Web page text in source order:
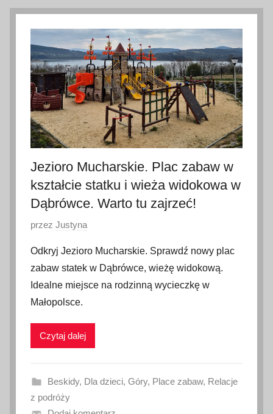
a
2
0
2
6
Jezioro Mucharskie. Plac zabaw w
kształcie statku i wieża widokowa w
Dąbrówce. Warto tu zajrzeć!
O
u
b
l
i
w
n
o
przez Justyna
Odkryj Jezioro Mucharskie. Sprawdź nowy plac
zabaw statek w Dąbrówce, wieżę widokową.
Idealne miejsce na rodzinną wycieczkę w
Małopolsce.
Czytaj dalej
Beskidy, Dla dzieci, Góry, Place zabaw, Relacje
z podróży